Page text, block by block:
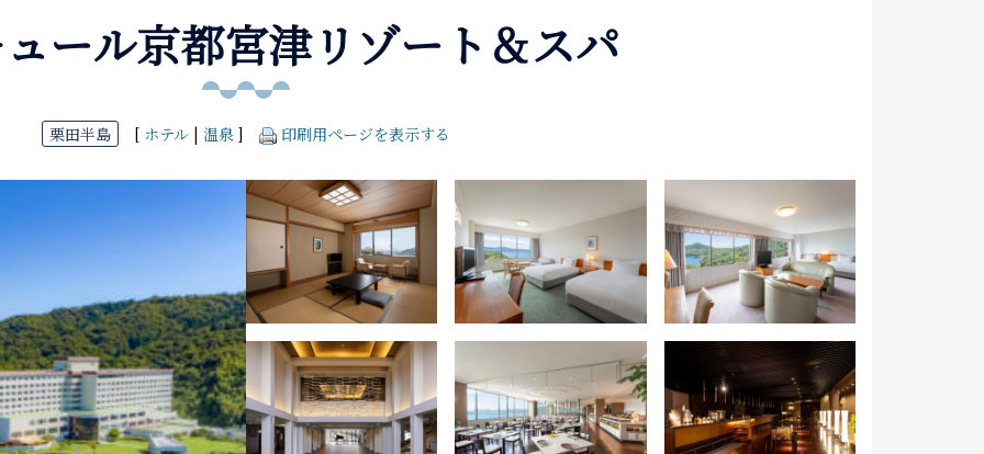
ール京都宮津リゾート＆スパ
栗田半島 [ ホテル | 温泉 ] 印刷用ページを表示する